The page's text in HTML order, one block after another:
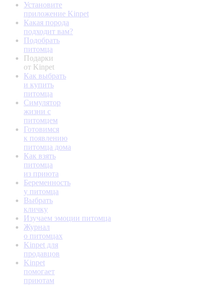
Установите
приложение Kinpet
Какая порода
подходит вам?
Подобрать
питомца
Подарки
от Kinpet
Как выбрать
и купить
питомца
Симулятор
жизни с
питомцем
Готовимся
к появлению
питомца дома
Как взять
питомца
из приюта
Беременность
у питомца
Выбрать
кличку
Изучаем эмоции питомца
Журнал
о питомцах
Kinpet для
продавцов
Kinpet
помогает
приютам